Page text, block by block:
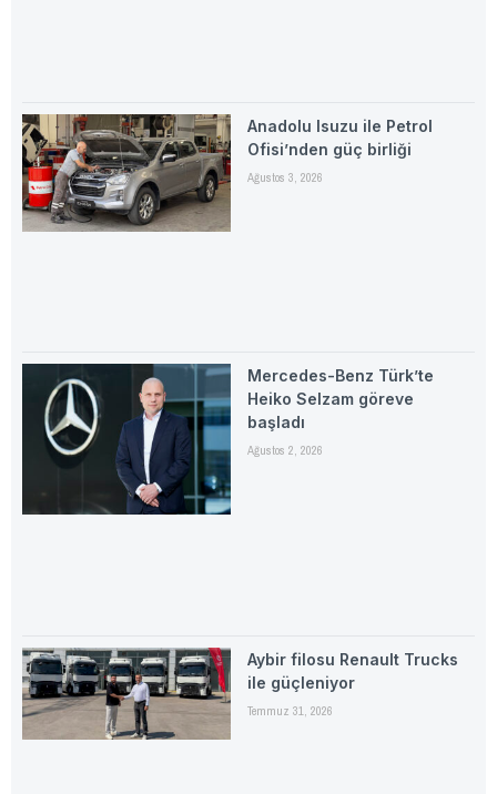
Anadolu Isuzu ile Petrol
Ofisi’nden güç birliği
Ağustos 3, 2026
Mercedes-Benz Türk’te
Heiko Selzam göreve
başladı
Ağustos 2, 2026
Aybir filosu Renault Trucks
ile güçleniyor
Temmuz 31, 2026